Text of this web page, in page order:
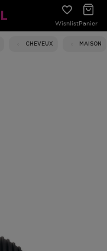
WishlistPanier
CHEVEUX MAISON